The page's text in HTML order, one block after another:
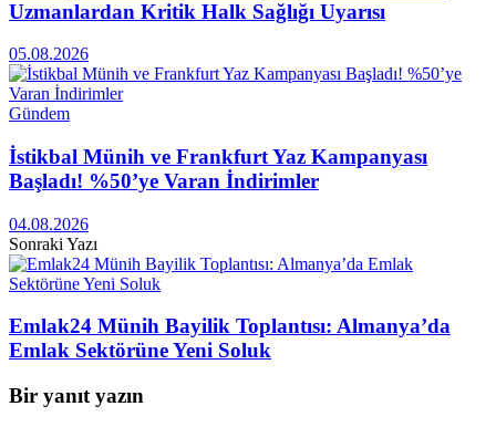
Uzmanlardan Kritik Halk Sağlığı Uyarısı
05.08.2026
Gündem
İstikbal Münih ve Frankfurt Yaz Kampanyası
Başladı! %50’ye Varan İndirimler
04.08.2026
Sonraki Yazı
Emlak24 Münih Bayilik Toplantısı: Almanya’da
Emlak Sektörüne Yeni Soluk
Bir yanıt yazın